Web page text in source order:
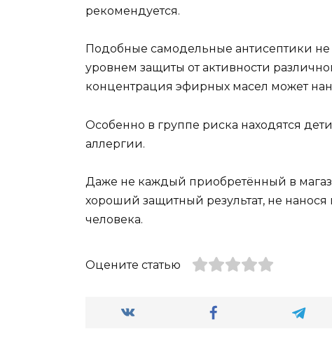
рекомендуется.
Подобные самодельные антисептики
уровнем защиты от активности
концентрация эфирных масел может
Особенно в группе риска находятся
аллергии.
Даже не каждый приобретённый в
хороший защитный результат, не
человека.
Оцените статью